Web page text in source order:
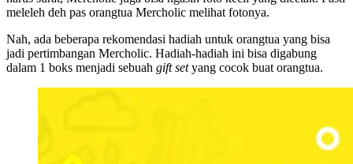
meleleh deh pas orangtua Mercholic melihat fotonya.
Nah, ada beberapa rekomendasi hadiah untuk orangtua yang bisa
jadi pertimbangan Mercholic. Hadiah-hadiah ini bisa digabung
dalam 1 boks menjadi sebuah gift setyang cocok buat orangtua.